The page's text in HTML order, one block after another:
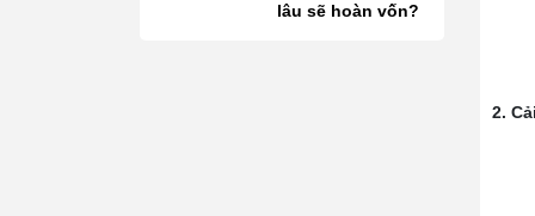
2.
lâu sẽ hoàn vốn?